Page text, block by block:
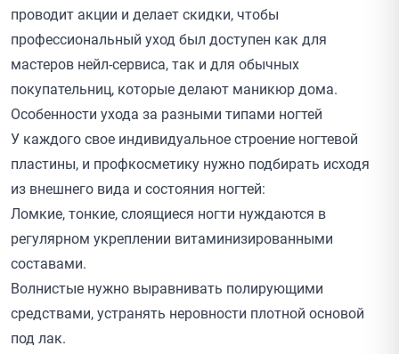
проводит акции и делает скидки, чтобы
профессиональный уход был доступен как для
мастеров нейл-сервиса, так и для обычных
покупательниц, которые делают маникюр дома.
Особенности ухода за разными типами ногтей
У каждого свое индивидуальное строение ногтевой
пластины, и профкосметику нужно подбирать исходя
из внешнего вида и состояния ногтей:
Ломкие, тонкие, слоящиеся ногти нуждаются в
регулярном укреплении витаминизированными
составами.
Волнистые нужно выравнивать полирующими
средствами, устранять неровности плотной основой
под лак.